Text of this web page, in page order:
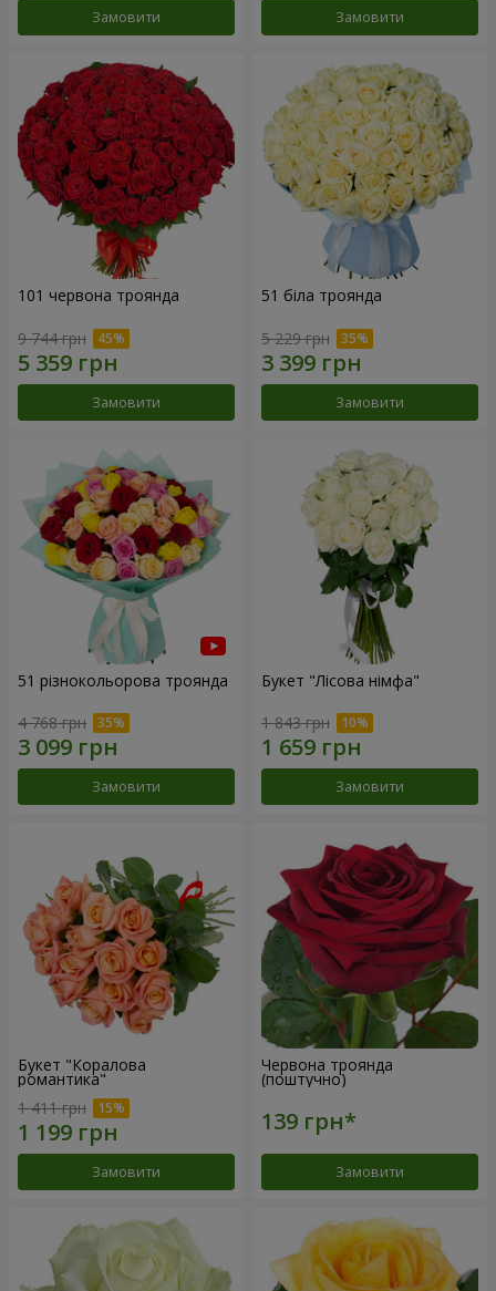
Замовити Замовити
101 червона троянда
9 744 грн
Замовити
51 біла троянда
5 229 грн
Замовити
51 різнокольорова троянда
4 768 грн
Замовити
Букет "Лісова німфа"
1 843 грн
Замовити
Букет "Коралова
романтика"
1 411 грн
Замовити
Червона троянда
(поштучно)
Замовити